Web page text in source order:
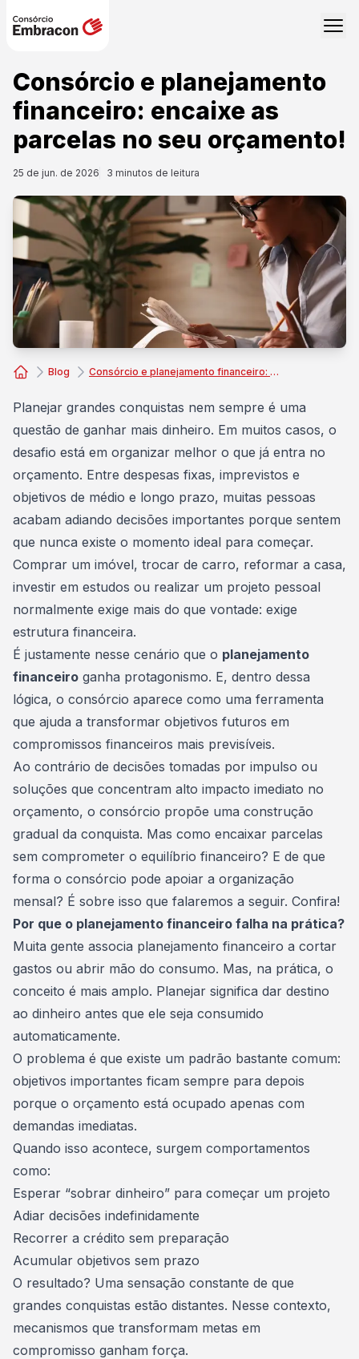
Consórcio e planejamento
financeiro: encaixe as
parcelas no seu orçamento!
25 de jun. de 2026 3 minutos de leitura
Blog Consórcio e planejamento financeiro: encaixe as parcelas no seu orçamento!
Planejar grandes conquistas nem sempre é uma
questão de ganhar mais dinheiro. Em muitos casos, o
desafio está em organizar melhor o que já entra no
orçamento. Entre despesas fixas, imprevistos e
objetivos de médio e longo prazo, muitas pessoas
acabam adiando decisões importantes porque sentem
que nunca existe o momento ideal para começar.
Comprar um imóvel, trocar de carro, reformar a casa,
investir em estudos ou realizar um projeto pessoal
normalmente exige mais do que vontade: exige
estrutura financeira.
É justamente nesse cenário que o planejamento
financeiro ganha protagonismo. E, dentro dessa
lógica, o consórcio aparece como uma ferramenta
que ajuda a transformar objetivos futuros em
compromissos financeiros mais previsíveis.
Ao contrário de decisões tomadas por impulso ou
soluções que concentram alto impacto imediato no
orçamento, o consórcio propõe uma construção
gradual da conquista. Mas como encaixar parcelas
sem comprometer o equilíbrio financeiro? E de que
forma o consórcio pode apoiar a organização
mensal? É sobre isso que falaremos a seguir. Confira!
Por que o planejamento financeiro falha na prática?
Muita gente associa planejamento financeiro a cortar
gastos ou abrir mão do consumo. Mas, na prática, o
conceito é mais amplo. Planejar significa dar destino
ao dinheiro antes que ele seja consumido
automaticamente.
O problema é que existe um padrão bastante comum:
objetivos importantes ficam sempre para depois
porque o orçamento está ocupado apenas com
demandas imediatas.
Quando isso acontece, surgem comportamentos
como:
Esperar “sobrar dinheiro” para começar um projeto
Adiar decisões indefinidamente
Recorrer a crédito sem preparação
Acumular objetivos sem prazo
O resultado? Uma sensação constante de que
grandes conquistas estão distantes. Nesse contexto,
mecanismos que transformam metas em
compromisso ganham força.